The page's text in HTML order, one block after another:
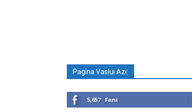
Pagina Vaslui Azi:
5,657 Fani